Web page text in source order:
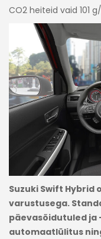
CO2 heiteid vaid 101
Suzuki Swift Hybrid
varustusega.
päevasõidutuled
automaatlülitus